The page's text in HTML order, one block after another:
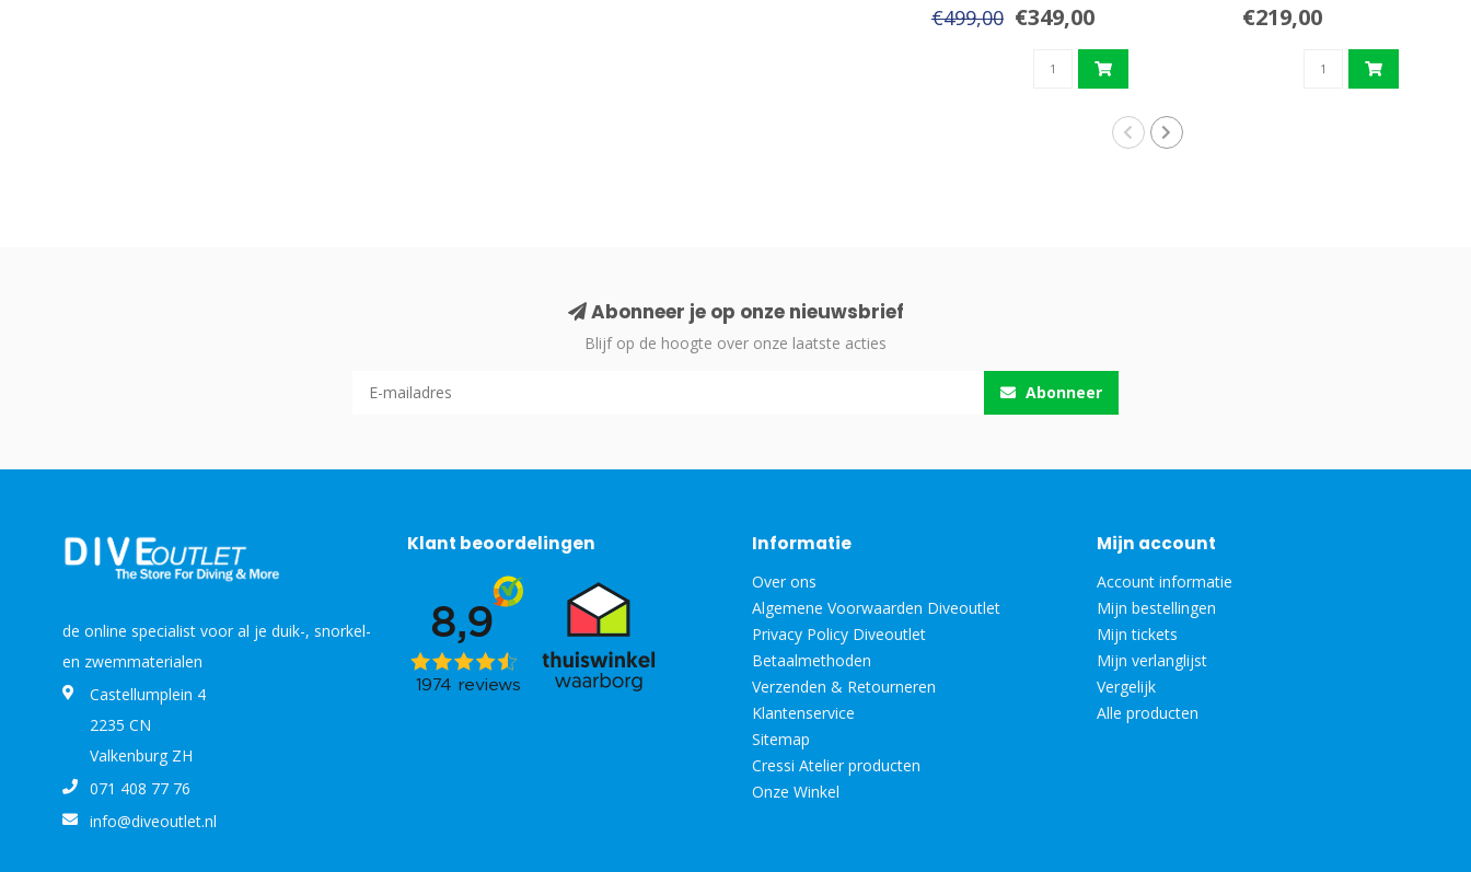
€499,00 €349,00 €219,00
Abonneer je op onze nieuwsbrief
Blijf op de hoogte over onze laatste acties
Abonneer
de online specialist voor al je duik-, snorkel-
en zwemmaterialen
Castellumplein 4
2235 CN
Valkenburg ZH
071 408 77 76
info@diveoutlet.nl
Klant beoordelingen Informatie
Over ons
Algemene Voorwaarden Diveoutlet
Privacy Policy Diveoutlet
Betaalmethoden
Verzenden & Retourneren
Klantenservice
Sitemap
Cressi Atelier producten
Onze Winkel
Mijn account
Account informatie
Mijn bestellingen
Mijn tickets
Mijn verlanglijst
Vergelijk
Alle producten